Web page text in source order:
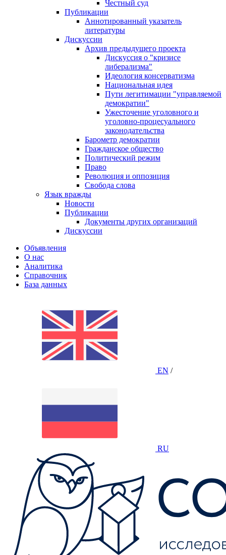
Честный суд
Публикации
Аннотированный указатель
литературы
Дискуссии
Архив предыдущего проекта
Дискуссия о "кризисе
либерализма"
Идеология консерватизма
Национальная идея
Пути легитимации "управляемой
демократии"
Ужесточение уголовного и
уголовно-процесуального
законодательства
Барометр демократии
Гражданское общество
Политический режим
Право
Революция и оппозиция
Свобода слова
Язык вражды
Новости
Публикации
Документы других организаций
Дискуссии
Объявления
О нас
Аналитика
Справочник
База данных
EN /
RU